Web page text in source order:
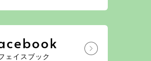
ェイスブック